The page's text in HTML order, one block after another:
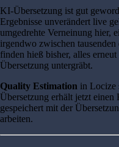
KI-Übersetzung ist gut
Ergebnisse unverändert live
umgedrehte Verneinung hier,
irgendwo zwischen
finden hieß bisher, alles
Übersetzung untergräbt.
Quality Estimation in Locize
Übersetzung erhält jetzt einen
gespeichert mit der
arbeiten.